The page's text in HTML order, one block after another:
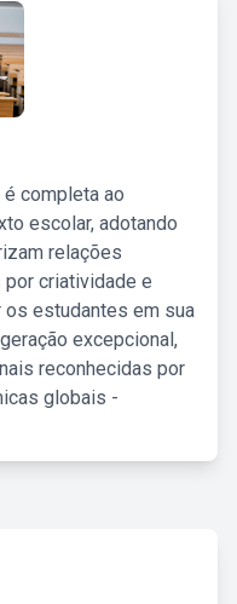
é completa ao
escolar, adotando
relações
criatividade e
os estudantes em sua
excepcional,
reconhecidas por
globais -